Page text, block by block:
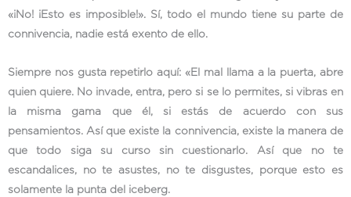
«¡No! ¡Esto es imposible!». Sí, todo el mundo tiene su parte de
connivencia, nadie está exento de ello.
Siempre nos gusta repetirlo aquí: «El mal llama a la puerta, abre
quien quiere. No invade, entra, pero si se lo permites, si vibras en
la misma gama que él, si estás de acuerdo con sus
pensamientos. Así que existe la connivencia, existe la manera de
que todo siga su curso sin cuestionarlo. Así que no te
escandalices, no te asustes, no te disgustes, porque esto es
solamente la punta del iceberg.